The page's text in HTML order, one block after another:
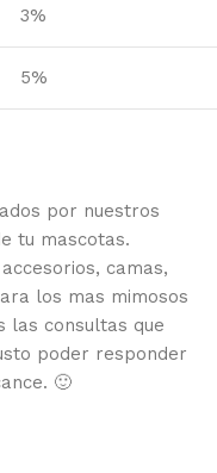
3%
5%
por nuestros
tu mascotas.
camas,
los mas mimosos
las consultas que
poder responder
🙂